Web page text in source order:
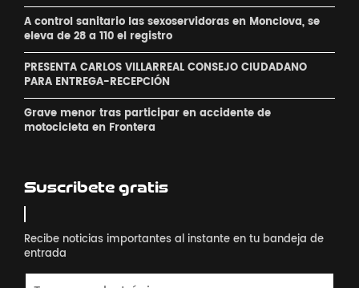
A control sanitario las sexoservidoras en Monclova, se
eleva de 28 a 110 el registro
PRESENTA CARLOS VILLARREAL CONSEJO CIUDADANO
PARA ENTREGA-RECEPCIÓN
Grave menor tras participar en accidente de
motocicleta en Frontera
Suscribete gratis
Recibe noticias importantes al instante en tu bandeja de
entrada